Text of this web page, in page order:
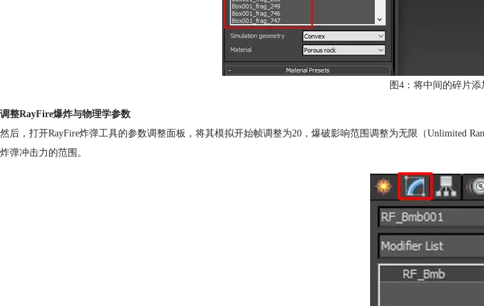
图4：将中间的碎片
调整RayFire爆炸与物理学参数
然后，打开RayFire炸弹工具的参数调整面板，将其模拟开始帧调整为20，爆破影响范围调整为无限（Unlimited
炸弹冲击力的范围。